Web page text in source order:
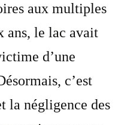
aux multiples
ans, le lac avait
d’une
c’est
la négligence des